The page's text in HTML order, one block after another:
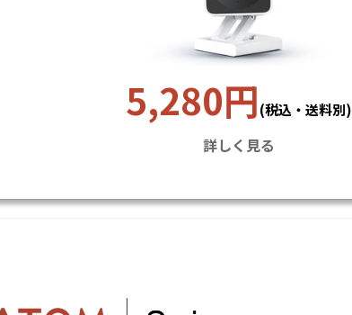
5,280円(税込・送料別)
詳しく見る